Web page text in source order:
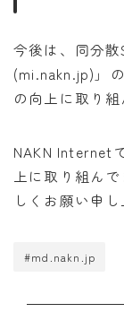
今後は、同分散
(mi.nakn.jp)」
の向上に取り組
NAKN Internet
上に取り組ん
しくお願い申し
#md.nakn.jp